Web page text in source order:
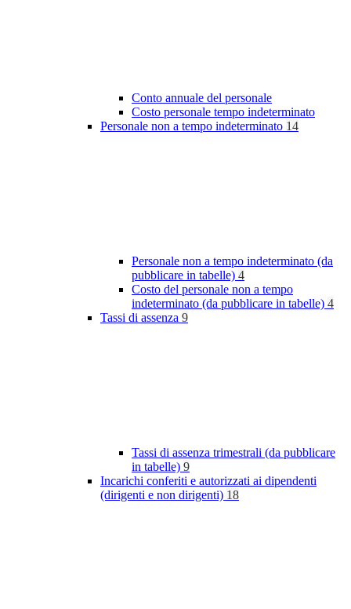
Conto annuale del personale
Costo personale tempo indeterminato
Personale non a tempo indeterminato 14
Personale non a tempo indeterminato (da
pubblicare in tabelle) 4
Costo del personale non a tempo
indeterminato (da pubblicare in tabelle) 4
Tassi di assenza 9
Tassi di assenza trimestrali (da pubblicare
in tabelle) 9
Incarichi conferiti e autorizzati ai dipendenti
(dirigenti e non dirigenti) 18